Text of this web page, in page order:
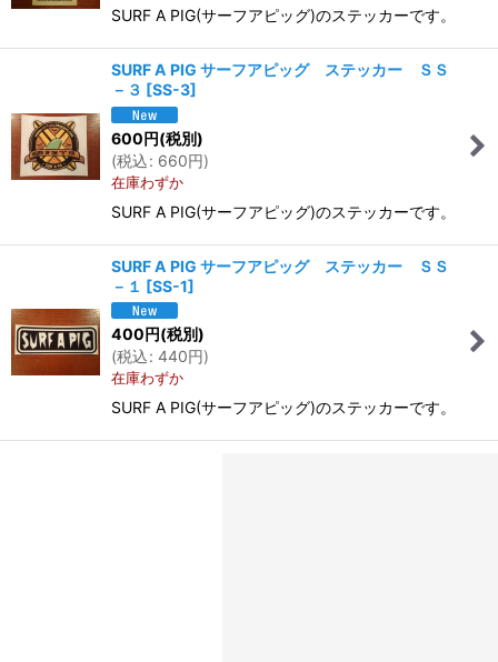
SURF A PIG(サーフアピッグ)のステッカーです。
SURF A PIG サーフアピッグ ステッカー ＳＳ
－３ [SS-3]
600円(税別)
(税込: 660円)
在庫わずか
SURF A PIG(サーフアピッグ)のステッカーです。
SURF A PIG サーフアピッグ ステッカー ＳＳ
－１ [SS-1]
400円(税別)
(税込: 440円)
在庫わずか
SURF A PIG(サーフアピッグ)のステッカーです。